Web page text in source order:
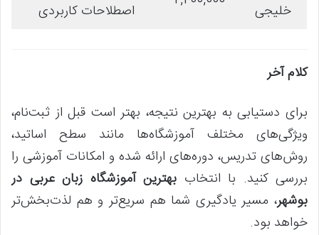
خلیجی
اصطلاحات کاربردی
کلام آخر
برای دستیابی به بهترین نتیجه، بهتر است قبل از ثبت‌نام،
ویژگی‌های مختلف آموزشگاه‌ها مانند سطح اساتید،
روش‌های تدریس، دوره‌های ارائه شده و امکانات آموزشی را
بررسی کنید. با انتخاب بهترین آموزشگاه زبان عربی در
بوشهر، مسیر یادگیری شما هم سریع‌تر و هم لذت‌بخش‌تر
خواهد بود.